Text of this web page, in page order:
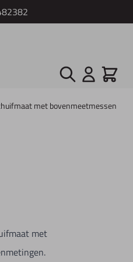
Zoek Cart
met bovenmeetmessen
met